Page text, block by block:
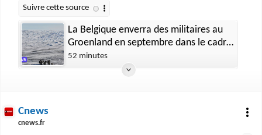
La Belgique enverra des militaires au
Groenland en septembre dans le cadre
d'une mission conjointe de l'Otan
52 minutes
Cnews
cnews.fr